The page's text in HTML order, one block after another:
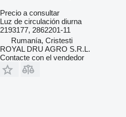
Precio a consultar
Luz de circulación diurna
2193177, 2862201-11
Rumanía, Cristesti
ROYAL DRU AGRO S.R.L.
Contacte con el vendedor